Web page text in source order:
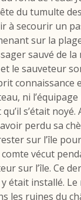
du tumulte
à secourir un
sur la
sauvé de
le sauveteur
connaissance
ni
s’était
perdu sa
sur l’île
vécut
sur l’île. Ce
était installé.
les ruines du